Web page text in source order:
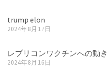
trump elon
2024年8月17日
レプリコンワクチンへの動き
2024年8月16日